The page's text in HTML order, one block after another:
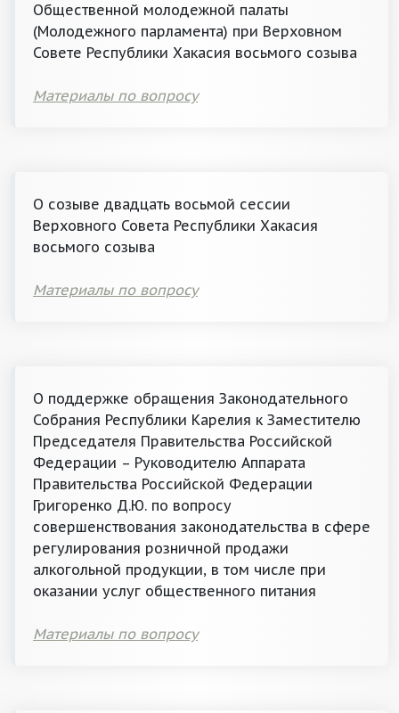
Общественной молодежной палаты
(Молодежного парламента) при Верховном
Совете Республики Хакасия восьмого созыва
Материалы по вопросу
О созыве двадцать восьмой сессии
Верховного Совета Республики Хакасия
восьмого созыва
Материалы по вопросу
О поддержке обращения Законодательного
Собрания Республики Карелия к Заместителю
Председателя Правительства Российской
Федерации – Руководителю Аппарата
Правительства Российской Федерации
Григоренко Д.Ю. по вопросу
совершенствования законодательства в сфере
регулирования розничной продажи
алкогольной продукции, в том числе при
оказании услуг общественного питания
Материалы по вопросу